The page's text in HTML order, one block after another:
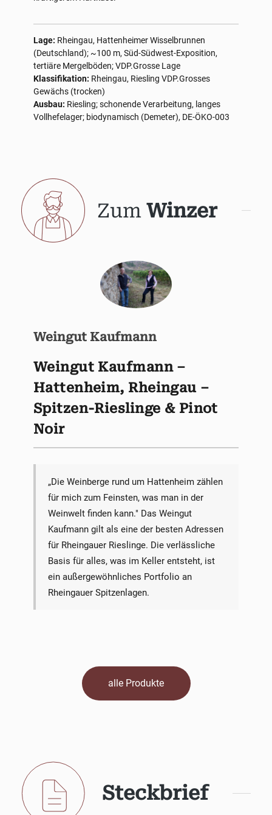
Lage: Rheingau, Hattenheimer Wisselbrunnen
(Deutschland); ~100 m, Süd-Südwest-Exposition,
tertiäre Mergelböden; VDP.Grosse Lage
Klassifikation: Rheingau, Riesling VDP.Grosses
Gewächs (trocken)
Ausbau: Riesling; schonende Verarbeitung, langes
Vollhefelager; biodynamisch (Demeter), DE-ÖKO-003
Zum Winzer
Weingut Kaufmann
Weingut Kaufmann –
Hattenheim, Rheingau –
Spitzen-Rieslinge & Pinot
Noir
„Die Weinberge rund um Hattenheim zählen
für mich zum Feinsten, was man in der
Weinwelt finden kann." Das Weingut
Kaufmann gilt als eine der besten Adressen
für Rheingauer Rieslinge. Die verlässliche
Basis für alles, was im Keller entsteht, ist
ein außergewöhnliches Portfolio an
Rheingauer Spitzenlagen.
alle Produkte
Steckbrief